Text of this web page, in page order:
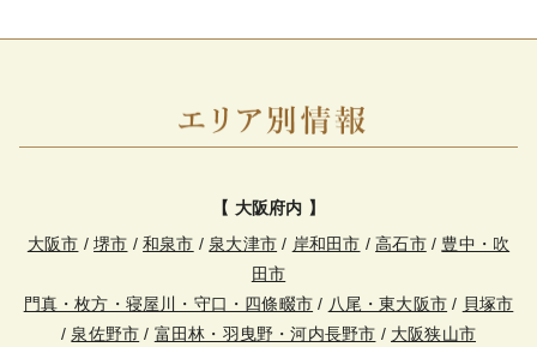
【 大阪府内 】
大阪市 /堺市 /和泉市 / 泉大津市 / 岸和田市 /高石市/ 豊中・吹
田市
門真・枚方・寝屋川・守口・四條畷市 / 八尾・東大阪市 / 貝塚市
/ 泉佐野市 / 富田林・羽曳野・河内長野市 / 大阪狭山市